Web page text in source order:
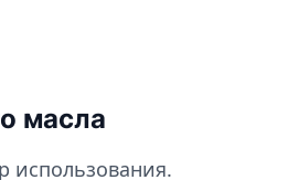
масла
использования.